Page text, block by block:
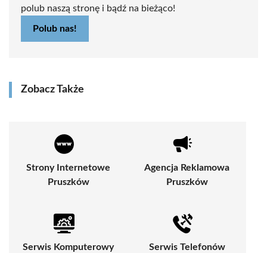
polub naszą stronę i bądź na bieżąco!
Polub nas!
Zobacz Także
Strony Internetowe
Pruszków
Agencja Reklamowa
Pruszków
Serwis Komputerowy
Serwis Telefonów